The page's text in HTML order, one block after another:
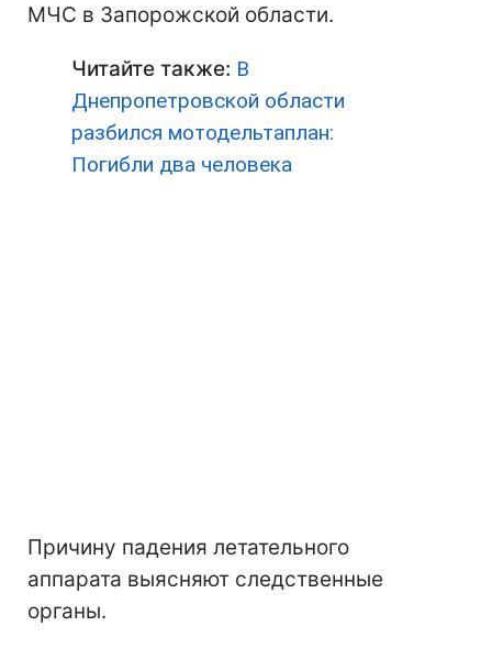
МЧС в Запорожской области.
Читайте также: В
Днепропетровской области
разбился мотодельтаплан:
Погибли два человека
Причину падения летательного
аппарата выясняют следственные
органы.